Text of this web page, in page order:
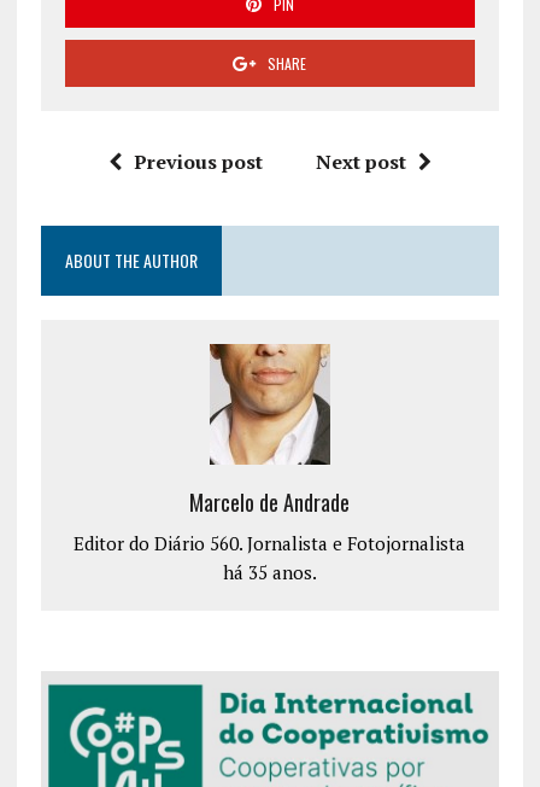
PIN
SHARE
Previous post Next post
ABOUT THE AUTHOR
Marcelo de Andrade
Editor do Diário 560. Jornalista e Fotojornalista
há 35 anos.